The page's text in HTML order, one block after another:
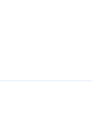
para